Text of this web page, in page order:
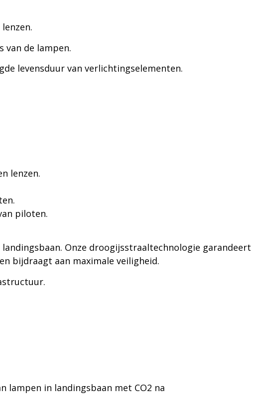
van de lampen.
levensduur van verlichtingselementen.
lenzen.
piloten.
Onze droogijsstraaltechnologie garandeert
bijdraagt aan maximale veiligheid.
lampen in landingsbaan met CO2 na